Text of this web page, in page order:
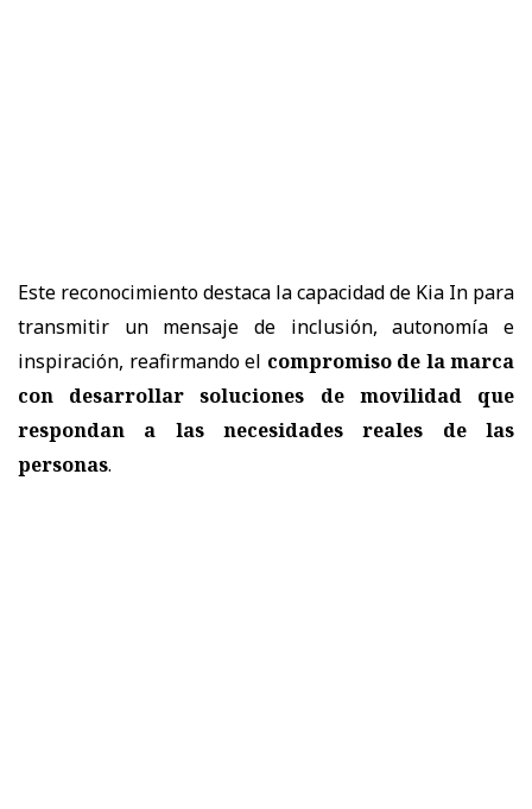
Este reconocimiento destaca la capacidad de Kia In para
transmitir un mensaje de inclusión, autonomía e
inspiración, reafirmando el compromiso de la marca
con desarrollar soluciones de movilidad que
respondan a las necesidades reales de las
personas.